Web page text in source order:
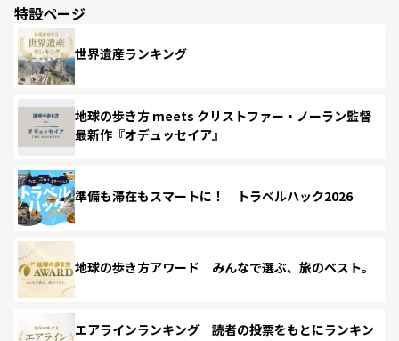
特設ページ
世界遺産ランキング
地球の歩き方 meets クリストファー・ノーラン監督
最新作『オデュッセイア』
準備も滞在もスマートに！ トラベルハック2026
地球の歩き方アワード みんなで選ぶ、旅のベスト。
エアラインランキング 読者の投票をもとにランキン